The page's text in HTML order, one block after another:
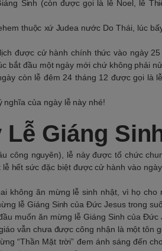
Sinh (còn được gọi là lễ Noel, lễ
thuộc xứ Judea nước Do Thái, lúc
được cử hành chính thức vào ngày
bắt đầu một ngày mới chứ không phải
còn lễ đêm 24 tháng 12 được gọi là
nghĩa của ngày lễ này nhé!
Giáng
công nguyên), lễ này được tổ chức
hết sức đặc biệt được cử hành vào
không ăn mừng lễ sinh nhật, vì họ
lễ Giáng Sinh của Đức Jesus trong
muốn ăn mừng lễ Giáng Sinh của
vẫn chưa được công nhận là một tôn
“Thần Mặt trời” đem ánh sáng đến